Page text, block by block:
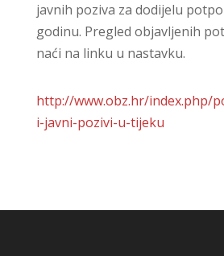
javnih poziva za dodijelu
godinu. Pregled objavljenih
naći na linku u nastavku.
http://www.obz.hr/index.php/
i-javni-pozivi-u-tijeku